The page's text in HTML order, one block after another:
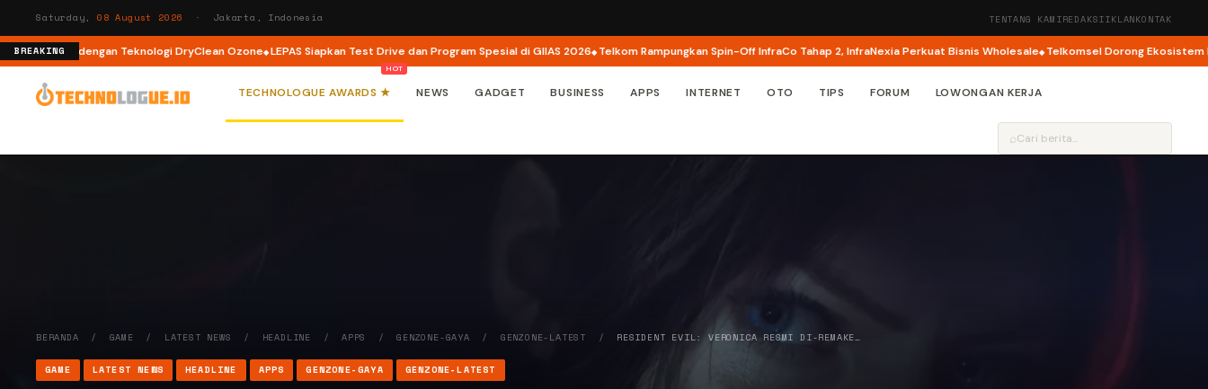
Saturday, 08 August 2026 · Jakarta, Indonesia TENTANG KAMIREDAKSIIKLANKONTAK
BREAKING
Load dengan Teknologi DryClean Ozone LEPAS Siapkan Test Drive dan Program Spesial di GIIAS 2026 Telkom Rampungkan Spin-Off InfraCo Tahap 2, InfraNexia Perkuat Bisnis Wholesale Telkomsel Dorong Ekosistem Kreator
TECHNOLOGUE AWARDS ★ NEWS GADGET BUSINESS APPS INTERNET OTO TIPS FORUM LOWONGAN KERJA
⌕
BERANDA / GAME / LATEST NEWS / HEADLINE /APPS /GENZONE-GAYA / GENZONE-LATEST / RESIDENT EVIL: VERONICA RESMI DI-REMAKE…
GAME LATEST NEWS HEADLINE APPS GENZONE-GAYA GENZONE-LATEST